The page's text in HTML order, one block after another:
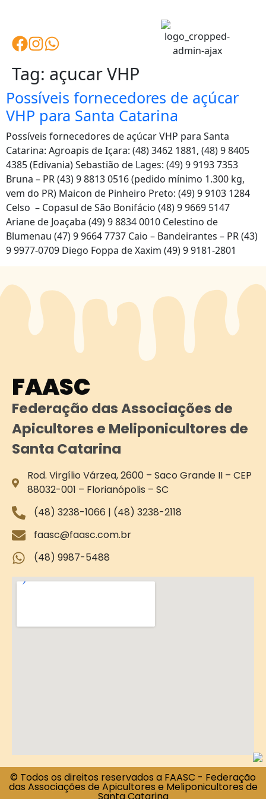
Tag: açucar VHP
Possíveis fornecedores de açúcar
VHP para Santa Catarina
Possíveis fornecedores de açúcar VHP para Santa
Catarina: Agroapis de Içara: (48) 3462 1881, (48) 9 8405
4385 (Edivania) Sebastião de Lages: (49) 9 9193 7353
Bruna – PR (43) 9 8813 0516 (pedido mínimo 1.300 kg,
vem do PR) Maicon de Pinheiro Preto: (49) 9 9103 1284
Celso – Copasul de São Bonifácio (48) 9 9669 5147
Ariane de Joaçaba (49) 9 8834 0010 Celestino de
Blumenau (47) 9 9664 7737 Caio – Bandeirantes – PR (43)
9 9977-0709 Diego Foppa de Xaxim (49) 9 9181-2801
FAASC
Federação das Associações de
Apicultores e Meliponicultores de
Santa Catarina
Rod. Virgílio Várzea, 2600 – Saco Grande II – CEP
88032-001 – Florianópolis – SC
(48) 3238-1066 | (48) 3238-2118
faasc@faasc.com.br
(48) 9987-5488
© Todos os direitos reservados a FAASC - Federação
das Associações de Apicultores e Meliponicultores de